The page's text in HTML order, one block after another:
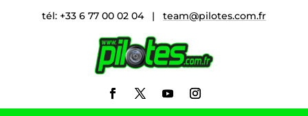
tél: +33 6 77 00 02 04 | team@pilotes.com.fr